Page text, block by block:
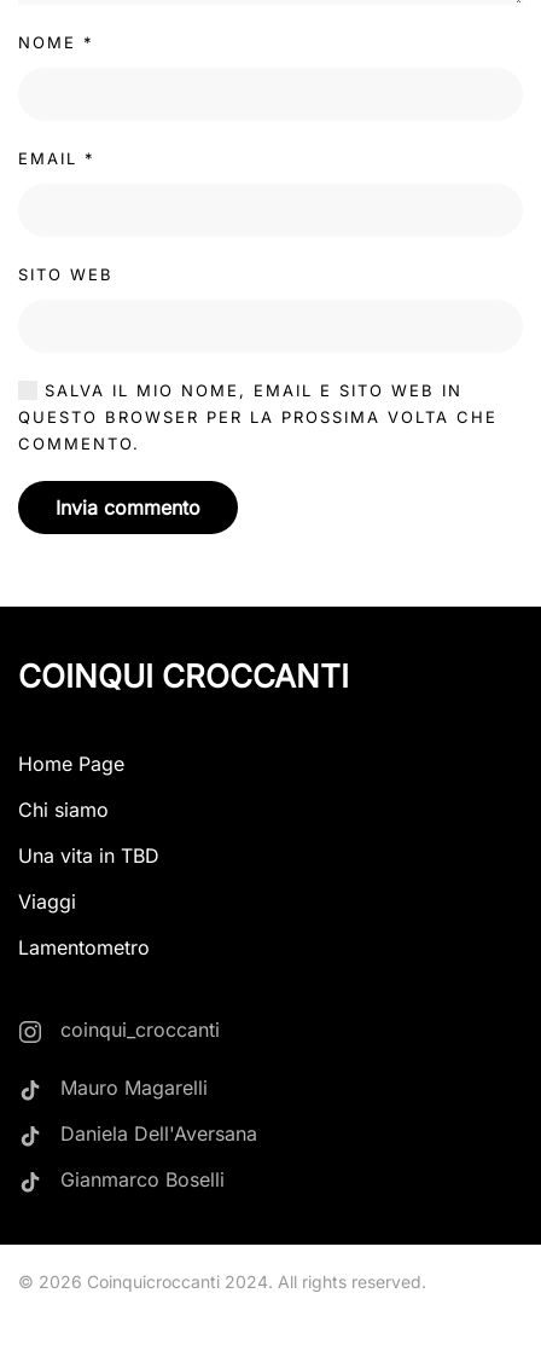
NOME *
EMAIL *
SITO WEB
SALVA IL MIO NOME, EMAIL E SITO WEB IN
QUESTO BROWSER PER LA PROSSIMA VOLTA CHE
COMMENTO.
Invia commento
COINQUI CROCCANTI
Home Page
Chi siamo
Una vita in TBD
Viaggi
Lamentometro
coinqui_croccanti
Mauro Magarelli
Daniela Dell'Aversana
Gianmarco Boselli
© 2026 Coinquicroccanti 2024. All rights reserved.